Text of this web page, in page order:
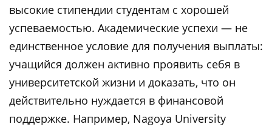
высокие стипендии студентам с хорошей
успеваемостью. Академические успехи — не
единственное условие для получения выплаты:
учащийся должен активно проявить себя в
университетской жизни и доказать, что он
действительно нуждается в финансовой
поддержке. Например, Nagoya University